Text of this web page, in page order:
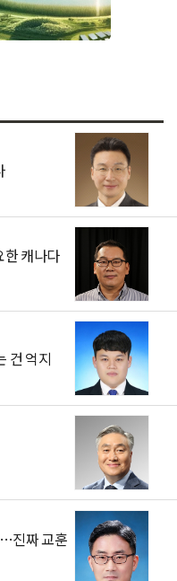
한 캐나다
건 억지
진짜 교훈